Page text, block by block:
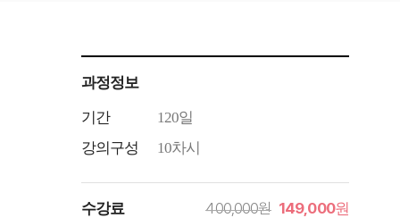
과정정보
기간
120일
강의구성
10차시
수강료 400,000원 149,000원